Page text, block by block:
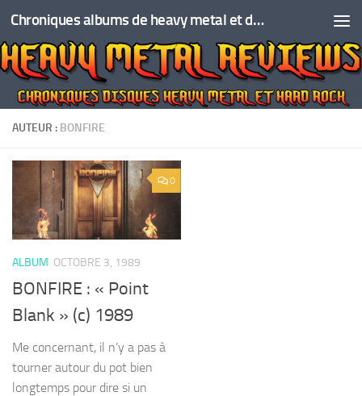
Skip to content Chroniques albums de heavy metal et de hard rock
AUTEUR : BONFIRE
0
ALBUM OCTOBRE 3, 1989
BONFIRE : « Point
Blank » (c) 1989
Me concernant, il n’y a pas à
tourner autour du pot bien
longtemps pour dire si un